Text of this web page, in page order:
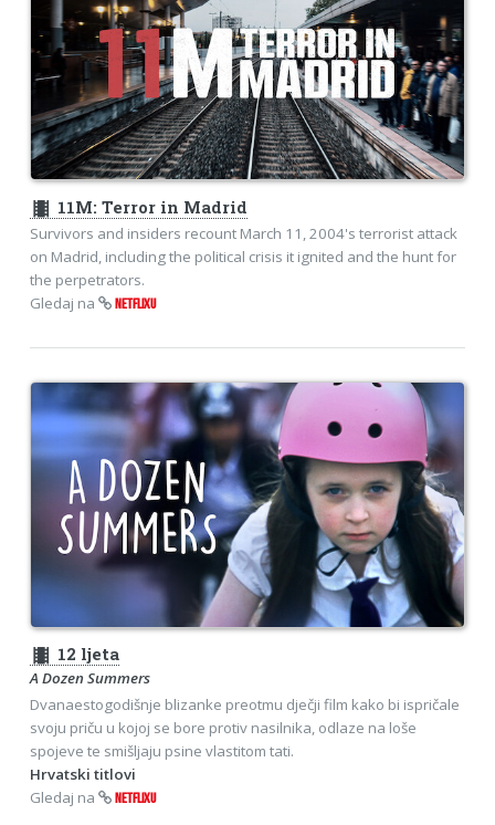
theaters 11M: Terror in Madrid
Survivors and insiders recount March 11, 2004's terrorist attack
on Madrid, including the political crisis it ignited and the hunt for
the perpetrators.
Gledaj na
NETFLIXU
theaters 12 ljeta
A Dozen Summers
Dvanaestogodišnje blizanke preotmu dječji film kako bi ispričale
svoju priču u kojoj se bore protiv nasilnika, odlaze na loše
spojeve te smišljaju psine vlastitom tati.
Hrvatski titlovi
Gledaj na
NETFLIXU